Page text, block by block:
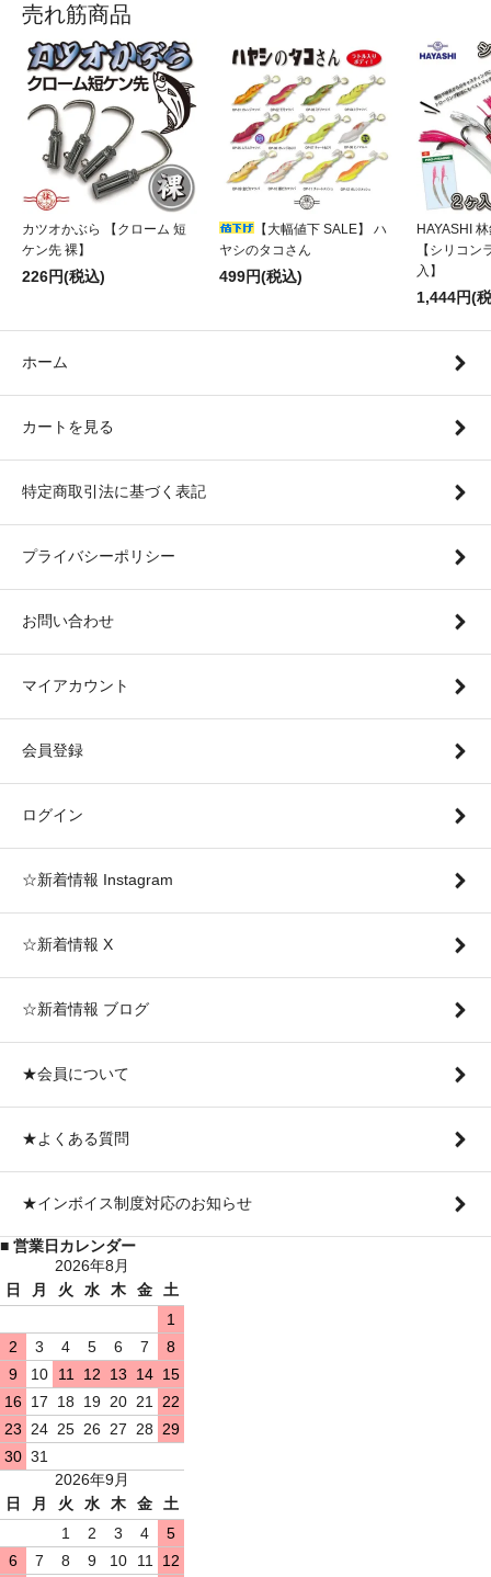
売れ筋商品
カツオかぶら 【クローム 短
ケン先 裸】
226円(税込)
【大幅値下 SALE】 ハ
ヤシのタコさん
499円(税込)
HAYASHI
【シリコン
入】
1,444円(
ホーム
カートを見る
特定商取引法に基づく表記
プライバシーポリシー
お問い合わせ
マイアカウント
会員登録
ログイン
☆新着情報 Instagram
☆新着情報 X
☆新着情報 ブログ
★会員について
★よくある質問
★インボイス制度対応のお知らせ
■ 営業日カレンダー
2026年8月
日
月 火 水 木 金
土
1
2
3 4 5 6 7
8
9
10 11 12 13 14 15
16 17 18 19 20 21
22
23
24 25 26 27 28
29
30 31
2026年9月
日
月 火 水 木 金
土
1
2 3 4
5
6
7 8 9 10 11 12